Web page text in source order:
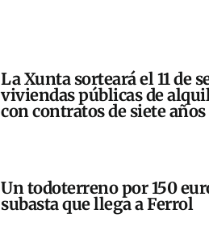
La Xunta sorteará el 11 de
viviendas públicas de
con contratos de siete años
Un todoterreno por 150
subasta que llega a Ferrol